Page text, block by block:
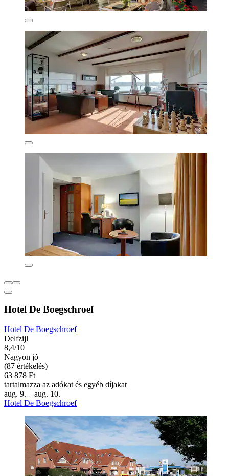
Hotel De Boegschroef
Hotel De Boegschroef
Delfzijl
8,4/10
Nagyon jó
(87 értékelés)
63 878 Ft
tartalmazza az adókat és egyéb díjakat
aug. 9. – aug. 10.
Hotel De Boegschroef